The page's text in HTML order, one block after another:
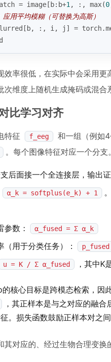
= image[b:b+
1 , :, max(0
用平均模糊（可替换为高斯）
:, i, j] =
效率很低，在实际中会采用
次维度上随机生成掩码或混合
比学习对齐
特征 f_eeg 和一组（例如
。每个图像特征对应一个分支
支后面接一个全连接层，输出
α_k = softplus(e_k) + 1
数：
α_fused = Σ α_k
用于分类任务）：
u = K / Σ α_fused ，其中K
核心目标是跨模态检索，因
，其正样本是与之对应的融
。损失函数鼓励正样本对之
其对应的、经过生物合理变